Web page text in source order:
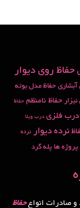
حفاظ روی دیوار
حفاظ مدل بوته
حفاظ نامنظم حفاظ
درب فلزی درب ویلا
نرده دیوار نرده
پروژه ها پله گرد
حفاظ